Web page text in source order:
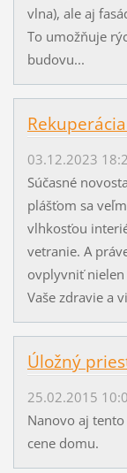
vlna), ale aj
To umožňuje
budovu...
03.12.2023
Súčasné
plášťom sa
vlhkosťou
vetranie. A
ovplyvniť
Vaše zdravie a
Úložný
25.02.2015
Nanovo aj
cene domu.